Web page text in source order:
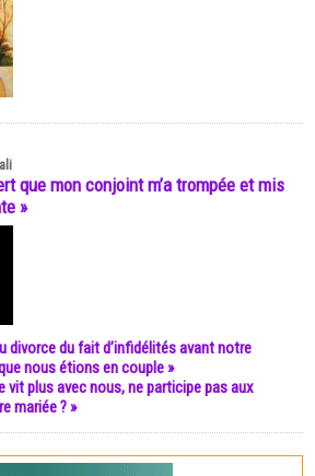
que mon conjoint m’a trompée et mis
»
divorce du fait d’infidélités avant notre
nous étions en couple »
vit plus avec nous, ne participe pas aux
mariée ? »